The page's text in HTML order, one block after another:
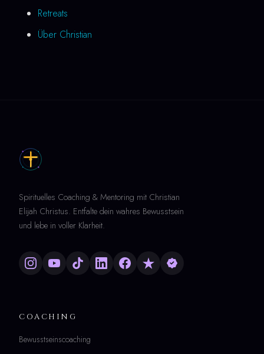
Retreats
Über Christian
Spirituelles Coaching & Mentoring mit Christian
Elijah Christus. Entfalte dein wahres Bewusstsein
und lebe in voller Klarheit.
COACHING
Bewusstseinscoaching